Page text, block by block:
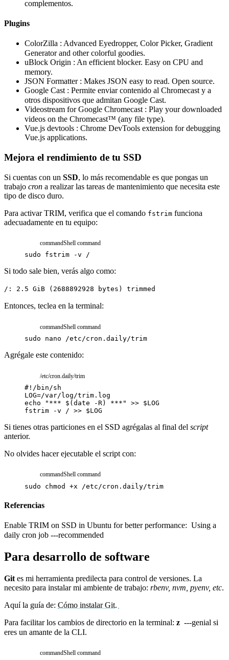
complementos.
Plugins
ColorZilla : Advanced Eyedropper, Color Picker, Gradient
Generator and other colorful goodies.
uBlock Origin : An efficient blocker. Easy on CPU and
memory.
JSON Formatter : Makes JSON easy to read. Open source.
Google Cast : Permite enviar contenido al Chromecast y a
otros dispositivos que admitan Google Cast.
Videostream for Google Chromecast : Play your downloaded
videos on the Chromecast™ (any file type).
Vue.js devtools : Chrome DevTools extension for debugging
Vue.js applications.
Mejora el rendimiento de tu SSD
Si cuentas con un SSD, lo más recomendable es que pongas un
trabajo cron a realizar las tareas de mantenimiento que necesita este
tipo de disco duro.
Para activar TRIM, verifica que el comando fstrim funciona
adecuadamente en tu equipo:
commandShell command
sudo fstrim -v /
Si todo sale bien, verás algo como:
/: 2.5 GiB (2688892928 bytes) trimmed
Entonces, teclea en la terminal:
commandShell command
sudo nano /etc/cron.daily/trim
Agrégale este contenido:
/etc/cron.daily/trim
#!/bin/sh
LOG=/var/log/trim.log
echo
"*** $( date -R) ***" >> $LOG
fstrim
-v / >> $LOG
Si tienes otras particiones en el SSD agrégalas al final del script
anterior.
No olvides hacer ejecutable el script con:
commandShell command
sudo chmod +x /etc/cron.daily/trim
Referencias
Enable TRIM on SSD in Ubuntu for better performance: Using a
daily cron job ---recommended
Para desarrollo de software
Git es mi herramienta predilecta para control de versiones. La
necesito para instalar mi ambiente de trabajo: rbenv, nvm, pyenv, etc.
Aquí la guía de: Cómo instalar Git.
Para facilitar los cambios de directorio en la terminal: z ---genial si
eres un amante de la CLI.
commandShell command